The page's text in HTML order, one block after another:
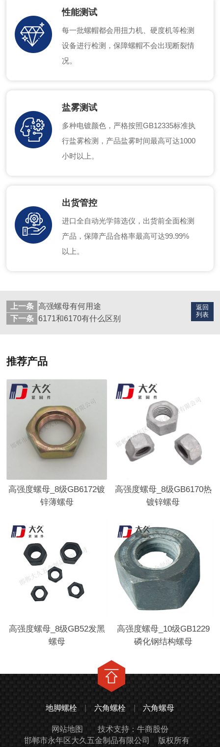
性能测试
每一批螺帽都会用扭力机、硬度机等检测
设备进行检测，保障螺帽不会出现断裂情
况。
盐雾测试
多种电镀颜色，严格按照GB12335标准执
行盐雾检测，产品盐雾时间最高可达1000
小时以上。
出货管控
进口全自动光学筛选仪，出货前全面检测
产品，保障产品合格率最高可达99.99%
以上。
返回
列表
上一条
高强螺母有何用途
下一条 6171和6170有什么区别
推荐产品
高强度螺母_8级GB6172镀
锌薄螺母
高强度螺母_8级GB6170热
镀锌螺母
高强度螺母_8级GB52发黑
螺母
高强度螺母_10级GB1229
磷化钢结构螺母
地脚螺栓 六角螺栓 六角螺母
网站地图
技术支持：牛商股份
邯郸市永年区大久五金制品有限公司
版权所有